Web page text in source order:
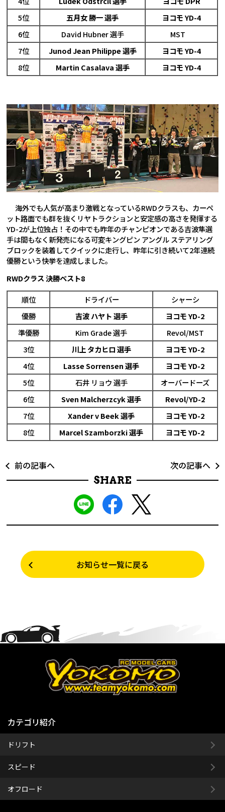
5位
五月女 勝一 選手
ヨコモ YD-4
6位
David Hubner 選手
MST
7位
Junod Jean Philippe 選手
ヨコモ YD-4
8位
Martin Casalava 選手 ヨコモ YD-4
海外でも人気が高まり激戦となっているRWDクラスも、カーペ
ット路面でも群を抜くリヤトラクションと安定感の高さを発揮する
YD-2が上位独占！その中でも昨年のチャンピオンである吉波隼選
手は間もなく新発売になる可変キングピン アングル ステアリング
ブロックを装着してクイックに走行し、昨年に引き続いて2年連続
優勝という快挙を達成しました。
RWDクラス 決勝ベスト8
順位 ドライバー
シャーシ
優勝
吉波 ハヤト 選手
ヨコモ YD-2
準優勝
Kim Grade 選手
Revol/MST
3位
川上 タカヒロ 選手
ヨコモ YD-2
4位
Lasse Sorrensen 選手
ヨコモ YD-2
5位
石井 リョウ 選手
オーバードーズ
6位
Sven Malcherzcyk 選手
Revol/YD-2
7位
Xander v Beek 選手
ヨコモ YD-2
8位
Marcel Szamborzki 選手 ヨコモ YD-2
前の記事へ
次の記事へ
SHARE
お知らせ一覧に戻る
カテゴリ紹介
ドリフト
スピード
オフロード